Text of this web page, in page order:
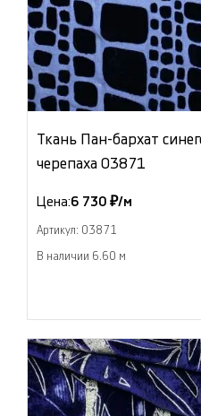
Ткань Пан-бархат
черепаха 03871
Цена:6 730 ₽/м
Артикул: 03871
В наличии 6.60 м